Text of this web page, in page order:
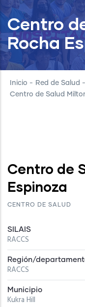
Centro
Rocha
Inicio - Red de Salud -
Centro de Salud
Centro de
Espinoza
CENTRO DE SALUD
SILAIS
RACCS
Región/
RACCS
Municipio
Kukra Hill